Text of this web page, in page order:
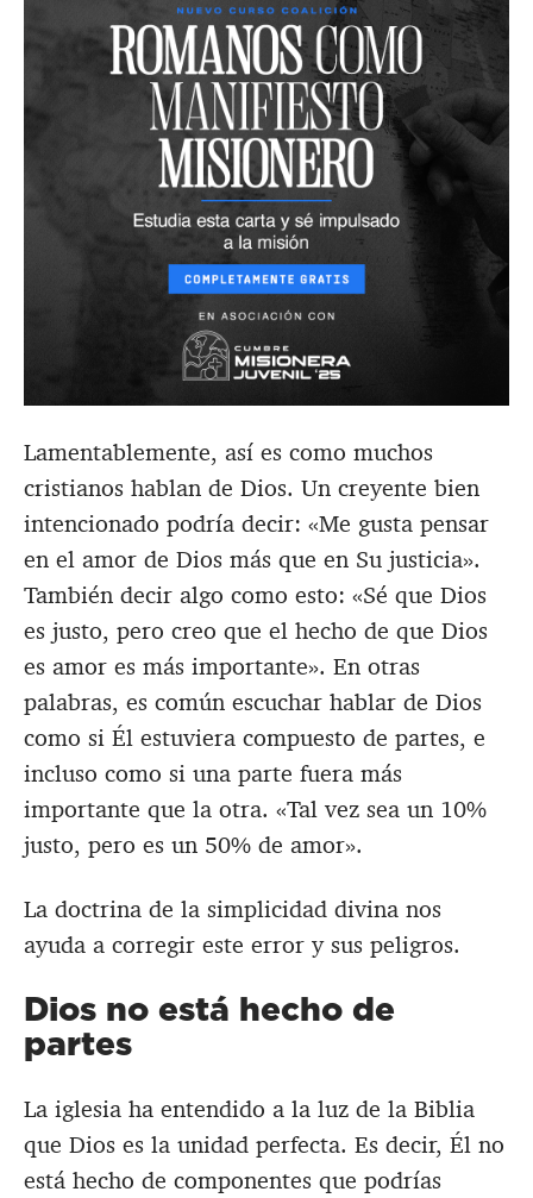
Lamentablemente, así es como muchos
cristianos hablan de Dios. Un creyente bien
intencionado podría decir: «Me gusta pensar
en el amor de Dios más que en Su justicia».
También decir algo como esto: «Sé que Dios
es justo, pero creo que el hecho de que Dios
es amor es más importante». En otras
palabras, es común escuchar hablar de Dios
como si Él estuviera compuesto de partes, e
incluso como si una parte fuera más
importante que la otra. «Tal vez sea un 10%
justo, pero es un 50% de amor».
La doctrina de la simplicidad divina nos
ayuda a corregir este error y sus peligros.
Dios no está hecho de
partes
La iglesia ha entendido a la luz de la Biblia
que Dios es la unidad perfecta. Es decir, Él no
está hecho de componentes que podrías